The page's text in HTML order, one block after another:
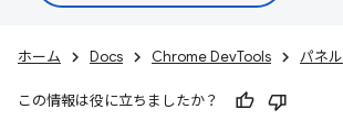
ホーム Docs Chrome DevTools パネル
この情報は役に立ちましたか？